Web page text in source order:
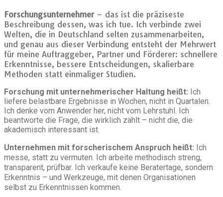
Forschungsunternehmer – das ist die präziseste
Beschreibung dessen, was ich tue. Ich verbinde zwei
Welten, die in Deutschland selten zusammenarbeiten,
und genau aus dieser Verbindung entsteht der Mehrwert
für meine Auftraggeber, Partner und Förderer: schnellere
Erkenntnisse, bessere Entscheidungen, skalierbare
Methoden statt einmaliger Studien.
Forschung mit unternehmerischer Haltung heißt: Ich
liefere belastbare Ergebnisse in Wochen, nicht in Quartalen.
Ich denke vom Anwender her, nicht vom Lehrstuhl. Ich
beantworte die Frage, die wirklich zählt – nicht die, die
akademisch interessant ist.
Unternehmen mit forscherischem Anspruch heißt: Ich
messe, statt zu vermuten. Ich arbeite methodisch streng,
transparent, prüfbar. Ich verkaufe keine Beratertage, sondern
Erkenntnis – und Werkzeuge, mit denen Organisationen
selbst zu Erkenntnissen kommen.